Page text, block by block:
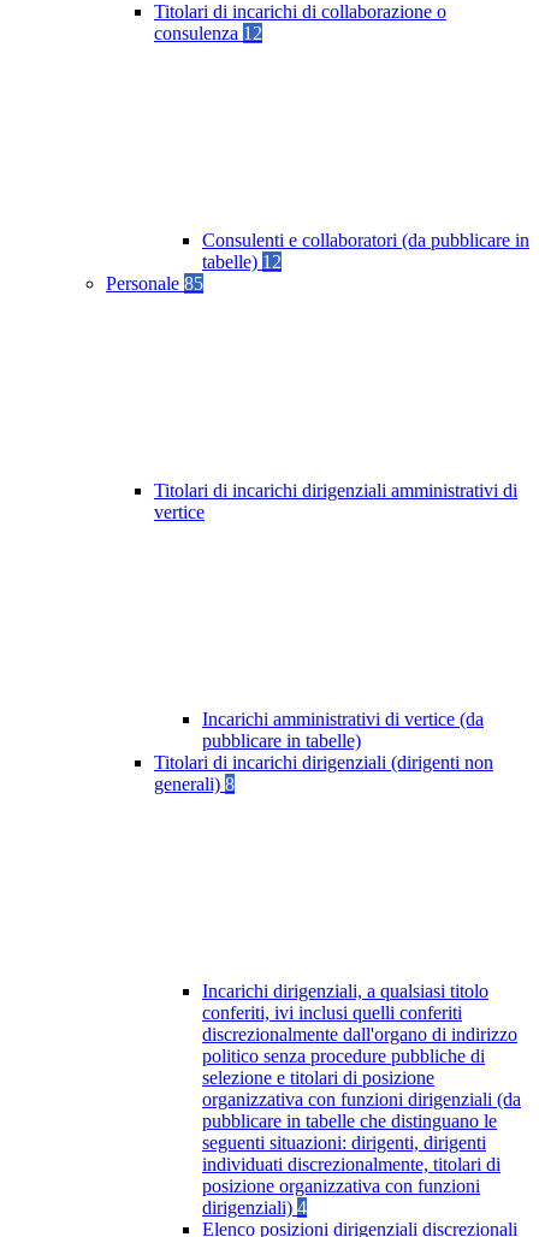
Titolari di incarichi di collaborazione o
consulenza 12
Consulenti e collaboratori (da pubblicare in
tabelle) 12
Personale 85
Titolari di incarichi dirigenziali amministrativi di
vertice
Incarichi amministrativi di vertice (da
pubblicare in tabelle)
Titolari di incarichi dirigenziali (dirigenti non
generali) 8
Incarichi dirigenziali, a qualsiasi titolo
conferiti, ivi inclusi quelli conferiti
discrezionalmente dall'organo di indirizzo
politico senza procedure pubbliche di
selezione e titolari di posizione
organizzativa con funzioni dirigenziali (da
pubblicare in tabelle che distinguano le
seguenti situazioni: dirigenti, dirigenti
individuati discrezionalmente, titolari di
posizione organizzativa con funzioni
dirigenziali) 4
Elenco posizioni dirigenziali discrezionali